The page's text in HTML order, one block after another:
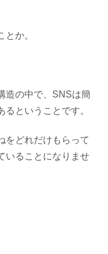
か。
造の中で、SNSは簡
ということです。
をどれだけもらって
いることになりませ